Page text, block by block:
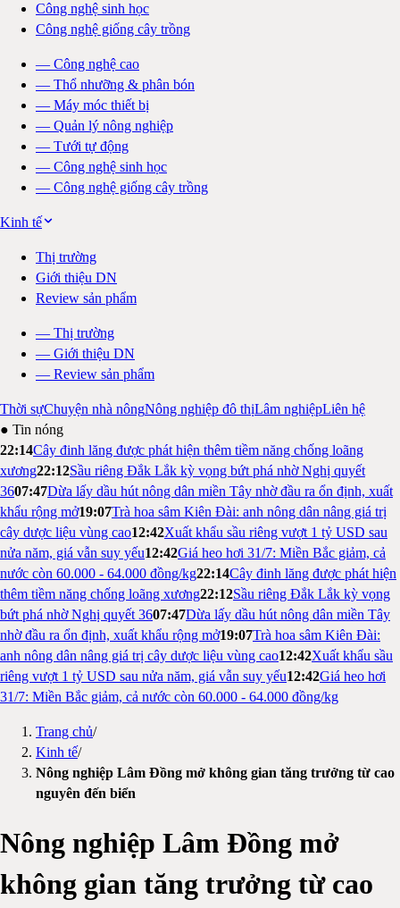
Công nghệ sinh học
Công nghệ giống cây trồng
— Công nghệ cao
— Thổ nhưỡng & phân bón
— Máy móc thiết bị
— Quản lý nông nghiệp
— Tưới tự động
— Công nghệ sinh học
— Công nghệ giống cây trồng
Kinh tế
Thị trường
Giới thiệu DN
Review sản phẩm
— Thị trường
— Giới thiệu DN
— Review sản phẩm
Thời sựChuyện nhà nôngNông nghiệp đô thịLâm nghiệpLiên hệ
● Tin nóng
22:14Cây đinh lăng được phát hiện thêm tiềm năng chống loãng
xương22:12Sầu riêng Đắk Lắk kỳ vọng bứt phá nhờ Nghị quyết
3607:47Dừa lấy dầu hút nông dân miền Tây nhờ đầu ra ổn định, xuất
khẩu rộng mở19:07Trà hoa sâm Kiên Đài: anh nông dân nâng giá trị
cây dược liệu vùng cao12:42Xuất khẩu sầu riêng vượt 1 tỷ USD sau
nửa năm, giá vẫn suy yếu12:42Giá heo hơi 31/7: Miền Bắc giảm, cả
nước còn 60.000 - 64.000 đồng/kg22:14Cây đinh lăng được phát hiện
thêm tiềm năng chống loãng xương22:12Sầu riêng Đắk Lắk kỳ vọng
bứt phá nhờ Nghị quyết 3607:47Dừa lấy dầu hút nông dân miền Tây
nhờ đầu ra ổn định, xuất khẩu rộng mở19:07Trà hoa sâm Kiên Đài:
anh nông dân nâng giá trị cây dược liệu vùng cao12:42Xuất khẩu sầu
riêng vượt 1 tỷ USD sau nửa năm, giá vẫn suy yếu12:42Giá heo hơi
31/7: Miền Bắc giảm, cả nước còn 60.000 - 64.000 đồng/kg
Trang chủ/
Kinh tế/
Nông nghiệp Lâm Đồng mở không gian tăng trưởng từ cao
nguyên đến biển
Nông nghiệp Lâm Đồng mở
không gian tăng trưởng từ cao